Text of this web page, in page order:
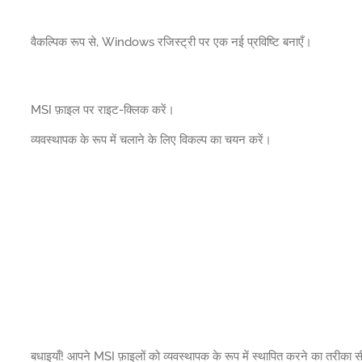
वैकल्पिक रूप से, Windows रजिस्ट्री पर एक नई प्रविष्टि बनाएँ।
MSI फ़ाइल पर राइट-क्लिक करें।
व्यवस्थापक के रूप में चलाने के लिए विकल्प का चयन करें।
बधाइयाँ! आपने MSI फ़ाइलों को व्यवस्थापक के रूप में स्थापित करने का तरीका